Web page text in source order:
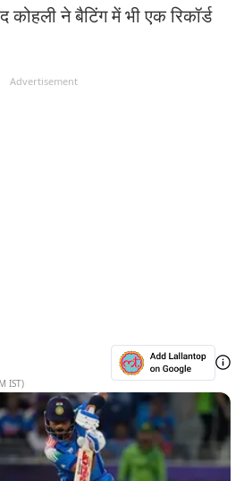
कोहली ने बैटिंग में भी एक रिकॉर्ड
Advertisement
IST)